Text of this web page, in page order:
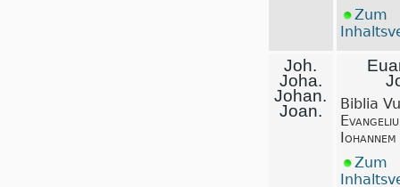
Zum
Joh.
Joha.
Johan.
Joan.
Biblia
Iohannem
Zum